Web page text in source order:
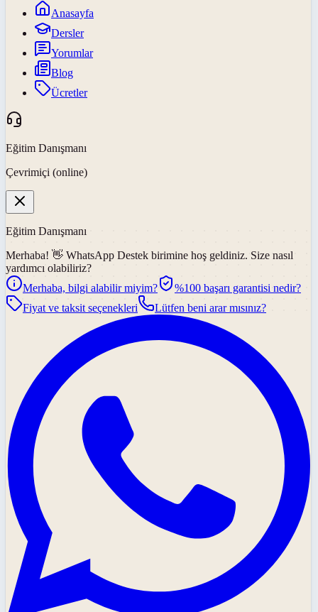
Anasayfa
Dersler
Yorumlar
Blog
Ücretler
Eğitim Danışmanı
Çevrimiçi (online)
Eğitim Danışmanı
Merhaba! 👋 WhatsApp Destek birimine hoş geldiniz. Size nasıl
yardımcı olabiliriz?
Merhaba, bilgi alabilir miyim?
%100 başarı garantisi nedir?
Fiyat ve taksit seçenekleri
Lütfen beni arar mısınız?